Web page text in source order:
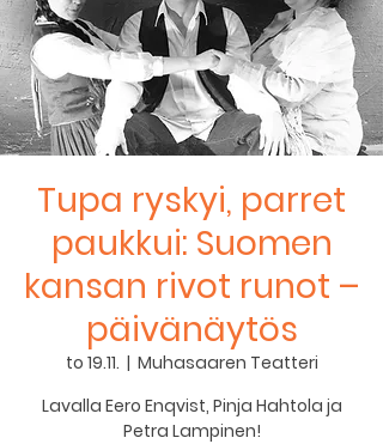
Tupa ryskyi, parret
paukkui: Suomen
kansan rivot runot –
päivänäytös
to 19.11.
  |
Muhasaaren Teatteri
Lavalla Eero Enqvist, Pinja Hahtola ja
Petra Lampinen!